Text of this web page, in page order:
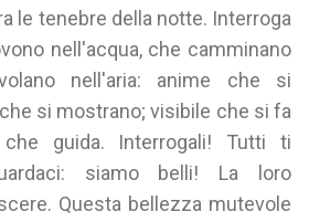
le tenebre della notte. Interroga
nell'acqua, che camminano
nell'aria: anime che si
si mostrano; visibile che si fa
che guida. Interrogali! Tutti ti
siamo belli! La loro
Questa bellezza mutevole